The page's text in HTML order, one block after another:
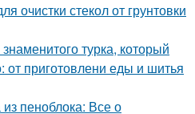
очистки стекол от грунтовки
турка, который
от приготовлени еды и шитья
пеноблока: Все о